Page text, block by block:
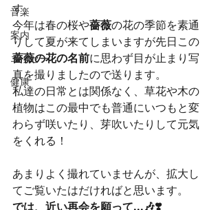
音楽
案内
エッセー
健康
す。
今年は春の桜や薔薇の花の季節を素通
りして夏が来てしまいますが先日この
薔薇の花の名前に思わず目が止まり写
真を撮りましたので送ります。
私達の日常とは関係なく、草花や木の
植物はこの最中でも普通にいつもと変
わらず咲いたり、芽吹いたりして元気
をくれる！
あまりよく撮れていませんが、拡大し
てご覧いたはだければと思います。
では、近い再会を願って...🎶❣️